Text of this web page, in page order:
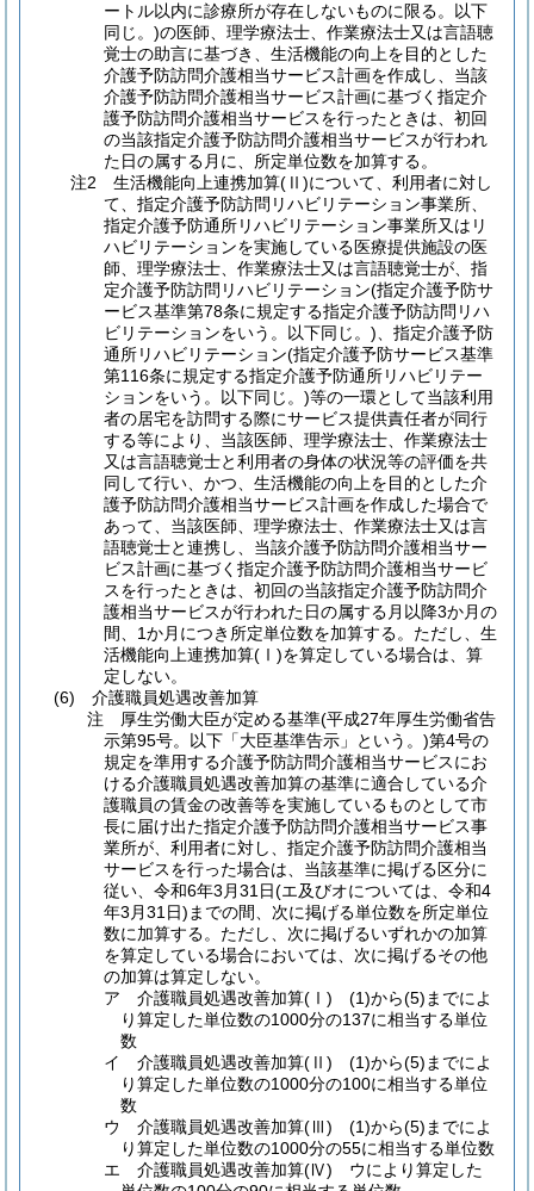
ートル以内に診療所が存在しないものに限る。以下
同じ。)の医師、理学療法士、作業療法士又は言語聴
覚士の助言に基づき、生活機能の向上を目的とした
介護予防訪問介護相当サービス計画を作成し、当該
介護予防訪問介護相当サービス計画に基づく指定介
護予防訪問介護相当サービスを行ったときは、初回
の当該指定介護予防訪問介護相当サービスが行われ
た日の属する月に、所定単位数を加算する。
注2 生活機能向上連携加算(Ⅱ)について、利用者に対し
て、指定介護予防訪問リハビリテーション事業所、
指定介護予防通所リハビリテーション事業所又はリ
ハビリテーションを実施している医療提供施設の医
師、理学療法士、作業療法士又は言語聴覚士が、指
定介護予防訪問リハビリテーション(指定介護予防サ
ービス基準第78条に規定する指定介護予防訪問リハ
ビリテーションをいう。以下同じ。)、指定介護予防
通所リハビリテーション(指定介護予防サービス基準
第116条に規定する指定介護予防通所リハビリテー
ションをいう。以下同じ。)等の一環として当該利用
者の居宅を訪問する際にサービス提供責任者が同行
する等により、当該医師、理学療法士、作業療法士
又は言語聴覚士と利用者の身体の状況等の評価を共
同して行い、かつ、生活機能の向上を目的とした介
護予防訪問介護相当サービス計画を作成した場合で
あって、当該医師、理学療法士、作業療法士又は言
語聴覚士と連携し、当該介護予防訪問介護相当サー
ビス計画に基づく指定介護予防訪問介護相当サービ
スを行ったときは、初回の当該指定介護予防訪問介
護相当サービスが行われた日の属する月以降3か月の
間、1か月につき所定単位数を加算する。ただし、生
活機能向上連携加算(Ⅰ)を算定している場合は、算
定しない。
(6) 介護職員処遇改善加算
注 厚生労働大臣が定める基準(平成27年厚生労働省告
示第95号。以下「大臣基準告示」という。)第4号の
規定を準用する介護予防訪問介護相当サービスにお
ける介護職員処遇改善加算の基準に適合している介
護職員の賃金の改善等を実施しているものとして市
長に届け出た指定介護予防訪問介護相当サービス事
業所が、利用者に対し、指定介護予防訪問介護相当
サービスを行った場合は、当該基準に掲げる区分に
従い、令和6年3月31日(エ及びオについては、令和4
年3月31日)までの間、次に掲げる単位数を所定単位
数に加算する。ただし、次に掲げるいずれかの加算
を算定している場合においては、次に掲げるその他
の加算は算定しない。
ア 介護職員処遇改善加算(Ⅰ) (1)から(5)までによ
り算定した単位数の1000分の137に相当する単位
数
イ 介護職員処遇改善加算(Ⅱ) (1)から(5)までによ
り算定した単位数の1000分の100に相当する単位
数
ウ 介護職員処遇改善加算(Ⅲ) (1)から(5)までによ
り算定した単位数の1000分の55に相当する単位数
エ 介護職員処遇改善加算(Ⅳ) ウにより算定した